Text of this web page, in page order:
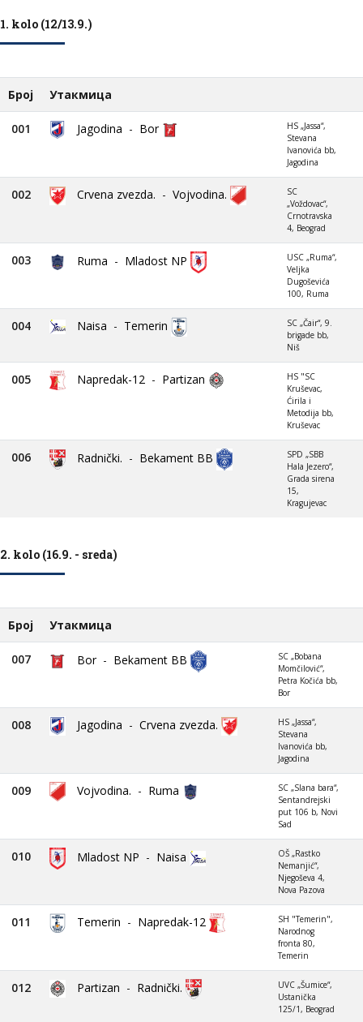
1. kolo (12/13.9.)
Број Утакмица
001 Jagodina - Bor
HS „Jassa“,
Stevana
Ivanovića bb,
Jagodina
002 Crvena zvezda. - Vojvodina.
SC
„Voždovac“,
Crnotravska
4, Beograd
003 Ruma - Mladost NP
USC „Ruma“,
Veljka
Dugoševića
100, Ruma
004 Naisa - Temerin
SC „Čair“, 9.
brigade bb,
Niš
005 Napredak-12 - Partizan
HS "SC
Kruševac,
Ćirila i
Metodija bb,
Kruševac
006 Radnički. - Bekament BB
SPD „SBB
Hala Jezero“,
Grada sirena
15,
Kragujevac
2. kolo (16.9. - sreda)
Број Утакмица
007 Bor - Bekament BB
SC „Bobana
Momčilović“,
Petra Kočića bb,
Bor
008 Jagodina - Crvena zvezda.
HS „Jassa“,
Stevana
Ivanovića bb,
Jagodina
009 Vojvodina. - Ruma
SC „Slana bara“,
Sentandrejski
put 106 b, Novi
Sad
010 Mladost NP - Naisa
OŠ „Rastko
Nemanjić“,
Njegoševa 4,
Nova Pazova
011 Temerin - Napredak-12
SH "Temerin",
Narodnog
fronta 80,
Temerin
012 Partizan - Radnički.
UVC „Šumice“,
Ustanička
125/1, Beograd